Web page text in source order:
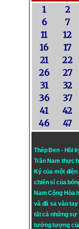
1 2
6
7
11
12
16
17
21
22
26
27
31
32
36
37
41
42
46
47
Thép Đen - Hồi
Trần Nam thực
Ký của một
chiến sĩ của
Nam Cộng Hòa
và đã sa vào
tất cả những sự
tưởng tượng